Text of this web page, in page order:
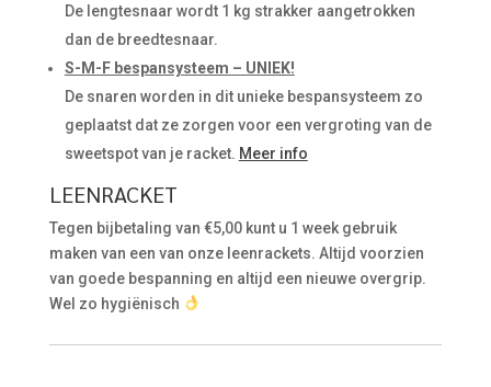
De lengtesnaar wordt 1 kg strakker aangetrokken
dan de breedtesnaar.
S-M-F bespansysteem – UNIEK!
De snaren worden in dit unieke bespansysteem zo
geplaatst dat ze zorgen voor een vergroting van de
sweetspot van je racket. Meer info
LEENRACKET
Tegen bijbetaling van €5,00 kunt u 1 week gebruik
maken van een van onze leenrackets. Altijd voorzien
van goede bespanning en altijd een nieuwe overgrip.
Wel zo hygiënisch